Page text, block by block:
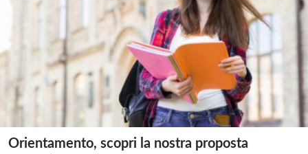
Orientamento, scopri la nostra proposta